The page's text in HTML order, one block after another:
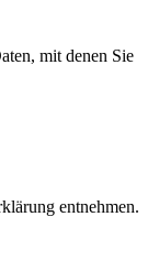
mit denen Sie
entnehmen.